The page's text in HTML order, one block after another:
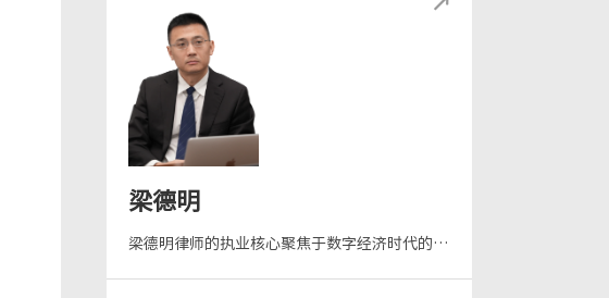
梁德明
梁德明律师的执业核心聚焦于数字经济时代的大型网络团伙犯罪辩护、复杂信息技术诉讼及前沿数据合规业务。